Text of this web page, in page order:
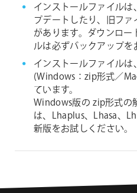
インストールファイルは
プデートしたり、旧フ
があります。ダウンロー
ルは必ずバックアップを
インストールファイルは
(Windows：zip形式／
ています。
Windows版の zip形式の
は、Lhaplus、Lhasa、
新版をお試しください。